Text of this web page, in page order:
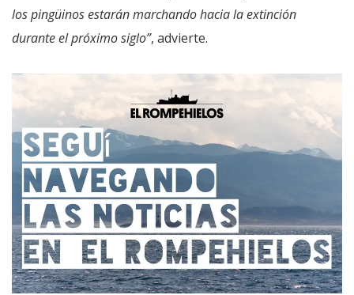
los pingüinos estarán marchando hacia la extinción
durante el próximo siglo”, advierte.